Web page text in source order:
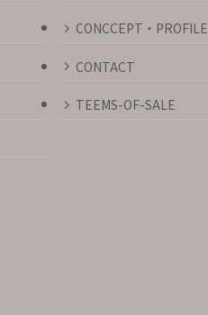
CONCCEPT・PROFILE
CONTACT
TEEMS-OF-SALE